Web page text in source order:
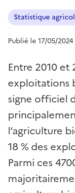
Statistique
Publié le 17/05/2024
Entre 2010 et
exploitations
signe officiel
l’agriculture
18 % des
Parmi ces